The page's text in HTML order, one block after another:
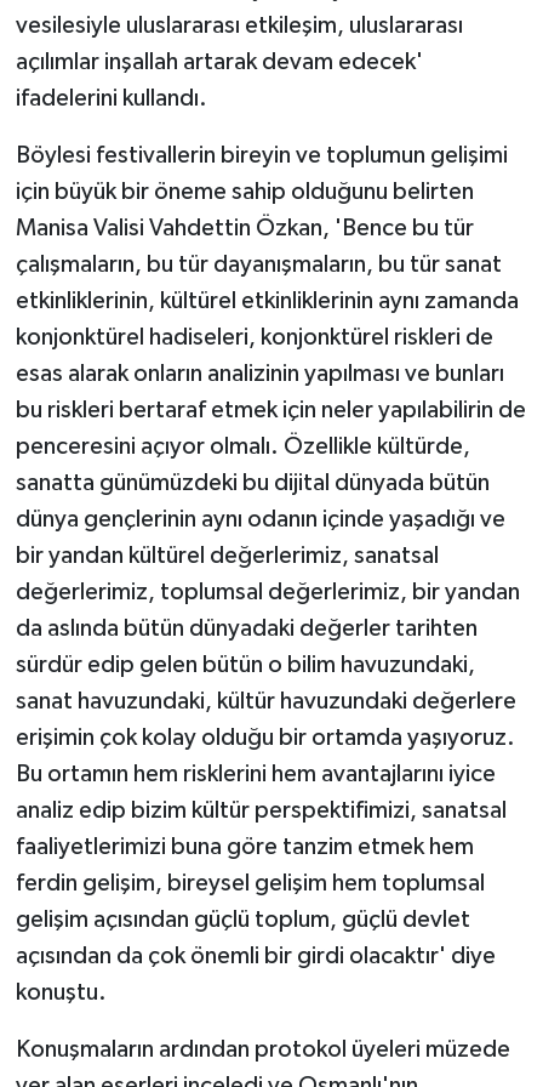
vesilesiyle uluslararası etkileşim, uluslararası
açılımlar inşallah artarak devam edecek'
ifadelerini kullandı.
Böylesi festivallerin bireyin ve toplumun gelişimi
için büyük bir öneme sahip olduğunu belirten
Manisa Valisi Vahdettin Özkan, 'Bence bu tür
çalışmaların, bu tür dayanışmaların, bu tür sanat
etkinliklerinin, kültürel etkinliklerinin aynı zamanda
konjonktürel hadiseleri, konjonktürel riskleri de
esas alarak onların analizinin yapılması ve bunları
bu riskleri bertaraf etmek için neler yapılabilirin de
penceresini açıyor olmalı. Özellikle kültürde,
sanatta günümüzdeki bu dijital dünyada bütün
dünya gençlerinin aynı odanın içinde yaşadığı ve
bir yandan kültürel değerlerimiz, sanatsal
değerlerimiz, toplumsal değerlerimiz, bir yandan
da aslında bütün dünyadaki değerler tarihten
sürdür edip gelen bütün o bilim havuzundaki,
sanat havuzundaki, kültür havuzundaki değerlere
erişimin çok kolay olduğu bir ortamda yaşıyoruz.
Bu ortamın hem risklerini hem avantajlarını iyice
analiz edip bizim kültür perspektifimizi, sanatsal
faaliyetlerimizi buna göre tanzim etmek hem
ferdin gelişim, bireysel gelişim hem toplumsal
gelişim açısından güçlü toplum, güçlü devlet
açısından da çok önemli bir girdi olacaktır' diye
konuştu.
Konuşmaların ardından protokol üyeleri müzede